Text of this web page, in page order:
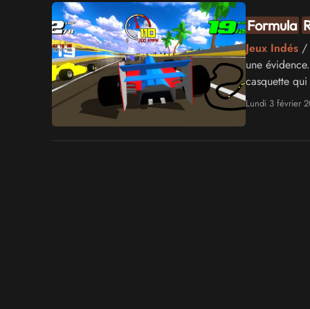
Formula
Jeux Indés/
une
casquette
Lundi 3 février